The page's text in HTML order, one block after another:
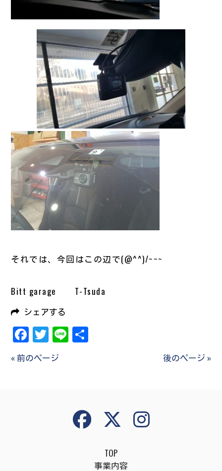
それでは、今回はこの辺で(@^^)/~~~
Bitt garage T-Tsuda
シェアする
Facebook
Twitter
Line
« 前のページ 後のページ »
TOP
事業内容